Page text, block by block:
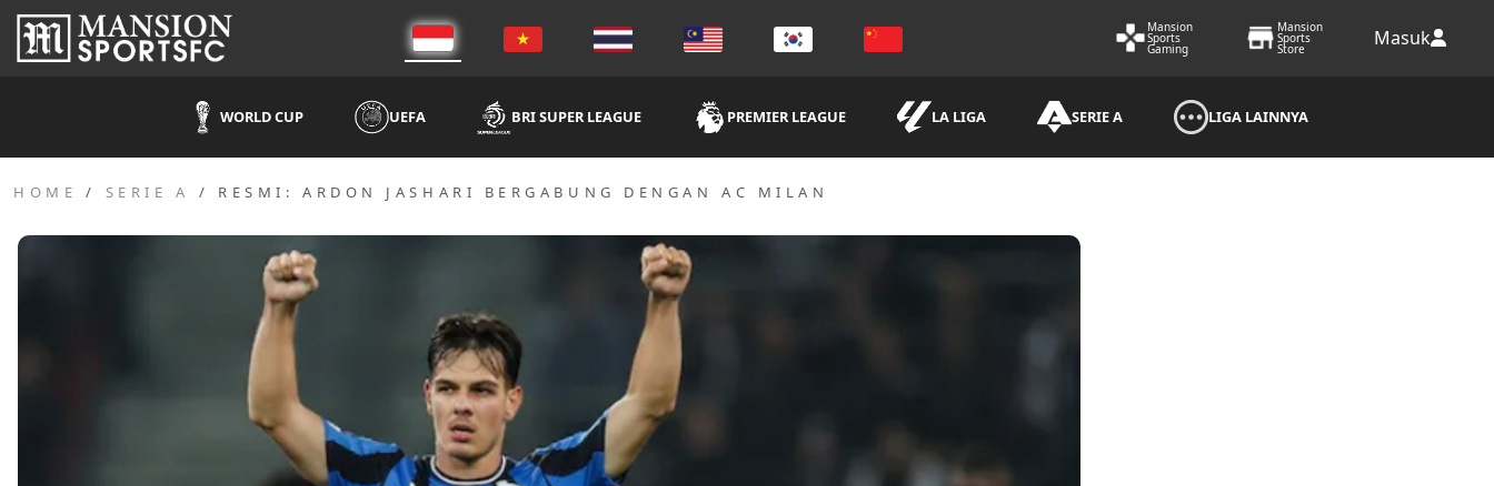
Mansion
Sports
Gaming
Mansion
Sports
Store Masuk
WORLD CUP UEFA BRI SUPER LEAGUE PREMIER LEAGUE LA LIGA SERIE A LIGA LAINNYA
HOME SERIE A RESMI: ARDON JASHARI BERGABUNG DENGAN AC MILAN